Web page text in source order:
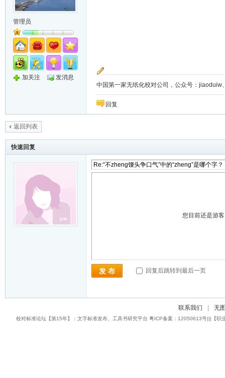
管理员
加关注 发消息
中国第一家无纸化校对公司，公众号：
回复
返回列表
快速回复
您目前还是游
发 布 回复后跳转到最后一页
联系我们 无
校对标准论坛【第15年】：文字标准发布、工具书研究平台 粤ICP备案：12050613号|||【